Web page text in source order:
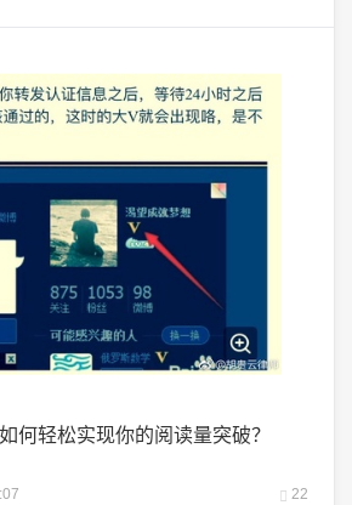
何轻松实现你的阅读量突破？
22